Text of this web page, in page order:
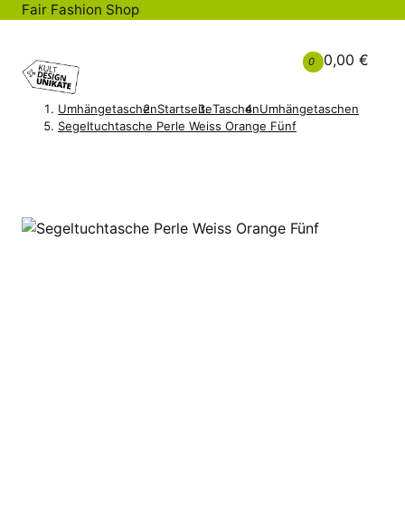
Fair Fashion Shop
0 0,00 €
UmhängetaschenStartseiteTaschenUmhängetaschen
Segeltuchtasche Perle Weiss Orange Fünf